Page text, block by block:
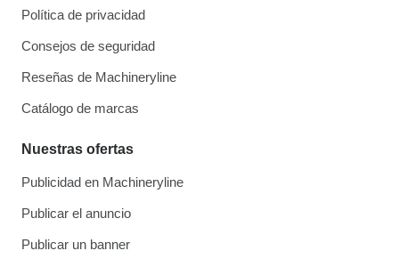
Política de privacidad
Consejos de seguridad
Reseñas de Machineryline
Catálogo de marcas
Nuestras ofertas
Publicidad en Machineryline
Publicar el anuncio
Publicar un banner